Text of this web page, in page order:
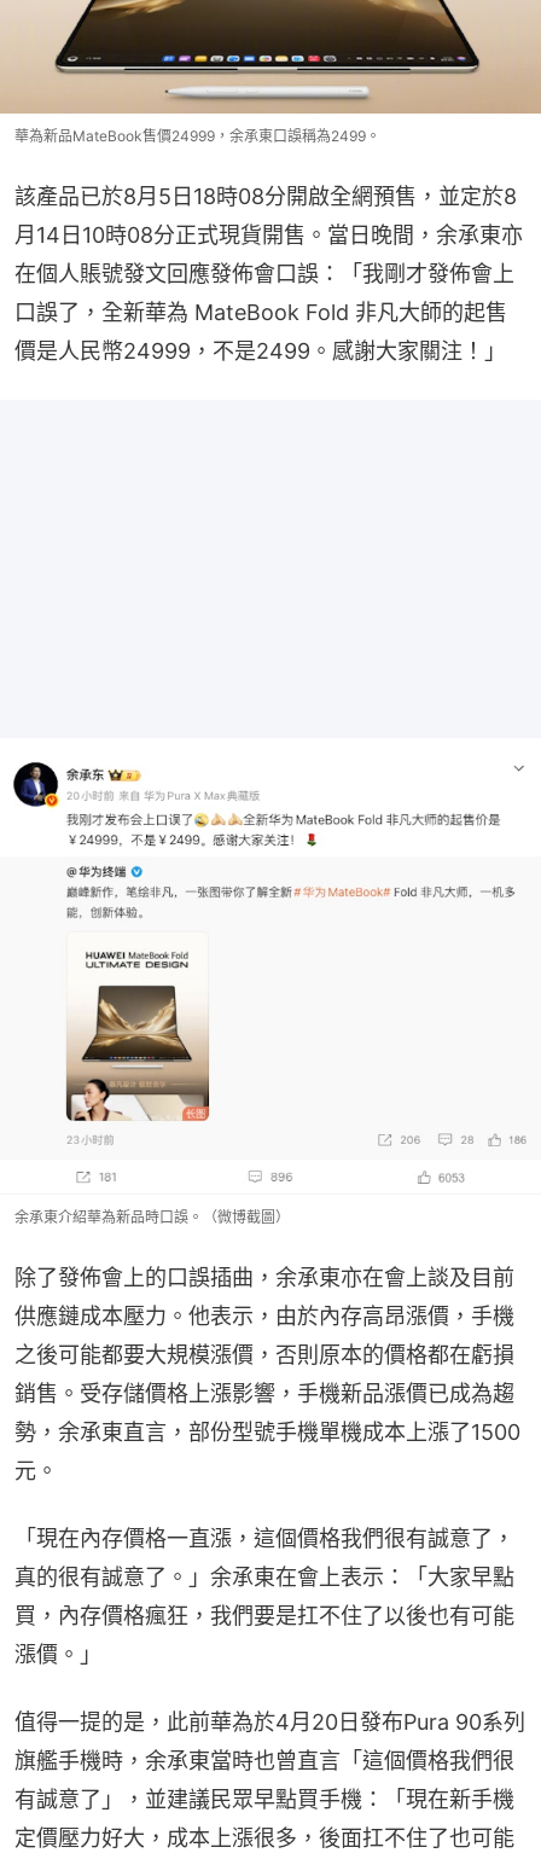
華為新品MateBook售價24999，余承東口誤稱為2499。
該產品已於8月5日18時08分開啟全網預售，並定於8
月14日10時08分正式現貨開售。當日晚間，余承東亦
在個人賬號發文回應發佈會口誤：「我剛才發佈會上
口誤了，全新華為 MateBook Fold 非凡大師的起售
價是人民幣24999，不是2499。感謝大家關注！」
余承東介紹華為新品時口誤。（微博截圖）
除了發佈會上的口誤插曲，余承東亦在會上談及目前
供應鏈成本壓力。他表示，由於內存高昂漲價，手機
之後可能都要大規模漲價，否則原本的價格都在虧損
銷售。受存儲價格上漲影響，手機新品漲價已成為趨
勢，余承東直言，部份型號手機單機成本上漲了1500
元。
「現在內存價格一直漲，這個價格我們很有誠意了，
真的很有誠意了。」余承東在會上表示：「大家早點
買，內存價格瘋狂，我們要是扛不住了以後也有可能
漲價。」
值得一提的是，此前華為於4月20日發布Pura 90系列
旗艦手機時，余承東當時也曾直言「這個價格我們很
有誠意了」，並建議民眾早點買手機：「現在新手機
定價壓力好大，成本上漲很多，後面扛不住了也可能